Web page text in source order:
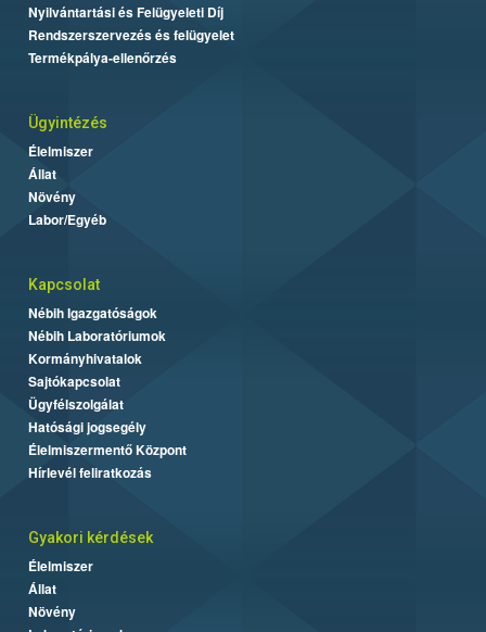
Nyilvántartási és Felügyeleti Díj
Rendszerszervezés és felügyelet
Termékpálya-ellenőrzés
Ügyintézés
Élelmiszer
Állat
Növény
Labor/Egyéb
Kapcsolat
Nébih Igazgatóságok
Nébih Laboratóriumok
Kormányhivatalok
Sajtókapcsolat
Ügyfélszolgálat
Hatósági jogsegély
Élelmiszermentő Központ
Hírlevél feliratkozás
Gyakori kérdések
Élelmiszer
Állat
Növény